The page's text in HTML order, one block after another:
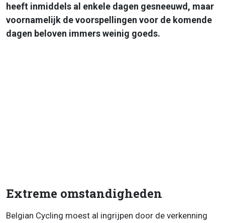
heeft inmiddels al enkele dagen gesneeuwd, maar
voornamelijk de voorspellingen voor de komende
dagen beloven immers weinig goeds.
Extreme omstandigheden
Belgian Cycling moest al ingrijpen door de verkenning